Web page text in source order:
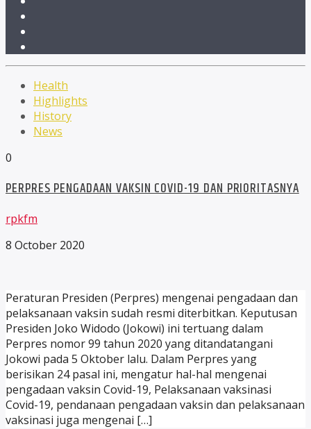
Health
Highlights
History
News
0
PERPRES PENGADAAN VAKSIN COVID-19 DAN PRIORITASNYA
rpkfm
8 October 2020
Peraturan Presiden (Perpres) mengenai pengadaan dan
pelaksanaan vaksin sudah resmi diterbitkan. Keputusan
Presiden Joko Widodo (Jokowi) ini tertuang dalam
Perpres nomor 99 tahun 2020 yang ditandatangani
Jokowi pada 5 Oktober lalu. Dalam Perpres yang
berisikan 24 pasal ini, mengatur hal-hal mengenai
pengadaan vaksin Covid-19, Pelaksanaan vaksinasi
Covid-19, pendanaan pengadaan vaksin dan pelaksanaan
vaksinasi juga mengenai […]